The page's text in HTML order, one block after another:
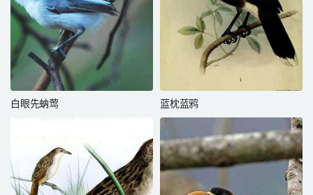
白眼先蚋莺 蓝枕蓝鸦